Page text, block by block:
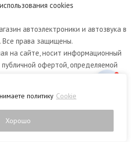
политику Cookie
Хорошо
cookies
автоэлектроники и автозвука в
Все права защищены.
на сайте, носит информационный
офертой, определяемой
437 Гражданского кодекса РФ.